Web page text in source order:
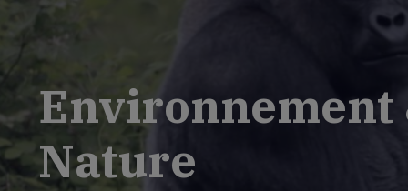
Environnement
Nature